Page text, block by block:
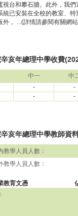
視台和攀石牆。此外，我
統已安裝在全校的教室、
外， ...(詳情請參閱有關網
亥年總理中學收費
中一
中
-
-
- -
亥年總理中學教師資
教學人員人數：
教學人員人數：
教育文憑